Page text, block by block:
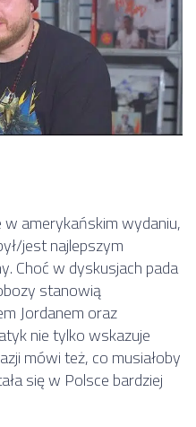
amerykańskim wydaniu,
jest najlepszym
Choć w dyskusjach pada
stanowią
Jordanem oraz
nie tylko wskazuje
mówi też, co musiałoby
się w Polsce bardziej